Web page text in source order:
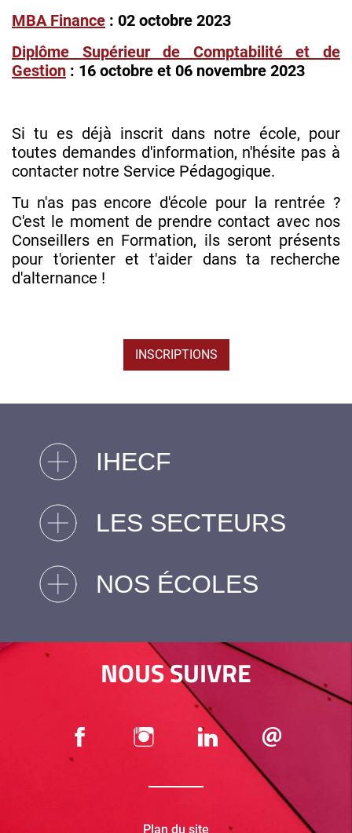
MBA Finance : 02 octobre 2023
Diplôme Supérieur de Comptabilité et de
Gestion : 16 octobre et 06 novembre 2023
Si tu es déjà inscrit dans notre école, pour
toutes demandes d'information, n'hésite pas à
contacter notre Service Pédagogique.
Tu n'as pas encore d'école pour la rentrée ?
C'est le moment de prendre contact avec nos
Conseillers en Formation, ils seront présents
pour t'orienter et t'aider dans ta recherche
d'alternance !
INSCRIPTIONS
IHECF
LES SECTEURS
NOS ÉCOLES
NOUS SUIVRE
Plan du site